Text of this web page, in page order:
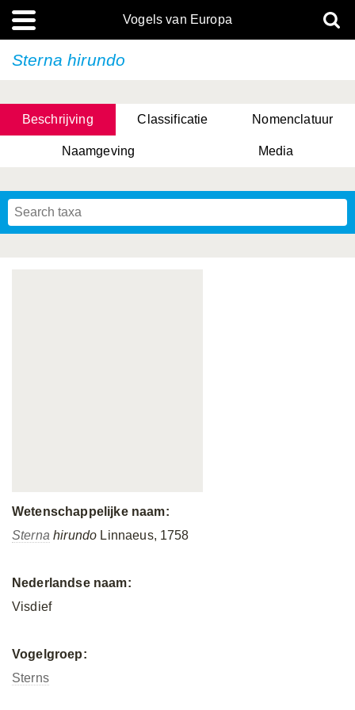
Vogels van Europa
Sterna hirundo
Beschrijving Classificatie Nomenclatuur
Naamgeving Media
Wetenschappelijke naam:
Sterna hirundo Linnaeus, 1758
Nederlandse naam:
Visdief
Vogelgroep:
Sterns